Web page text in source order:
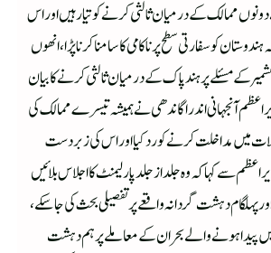
ممالک کے درمیان ثالثی کرنے کو تیار ہیں اور اس
کو سفارتی سطح پر ناکامی کا سامنا کرنا پڑا،انھوں
کے مسئلے پر ہند پاک کے درمیان ثالثی کرنے کا بیان
آنجہانی اندرا گاندھی نے ہمیشہ تیسرے ممالک کی
میں مداخلت کرنے کو رد کیا اور اس کی زبردست
سے کہا کہ وہ جلد از جلد پارلیمنٹ کا اجلاس بلائیں
پہلگام دہشت گردانہ واقعے پر تفصیلی بحث کی جا سکے،
پیدا ہونے والے بحران کے معاملے پر ہم دہشت